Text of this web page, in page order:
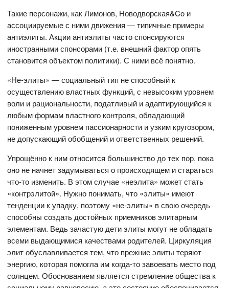
Такие персонажи, как Лимонов, Новодворская&Co и
ассоциируемые с ними движения — типичные примеры
антиэлиты. Акции антиэлиты часто спонсируются
иностранными спонсорами (т.е. внешний фактор опять
становится объектом политики). С ними всё понятно.
«Не-элиты» — социальный тип не способный к
осуществлению властных функций, с невысоким уровнем
воли и рациональности, податливый и адаптирующийся к
любым формам властного контроля, обладающий
пониженным уровнем пассионарности и узким кругозором,
не допускающий обобщений и ответственных решений.
Упрощённо к ним относится большинство до тех пор, пока
оно не начнет задумываться о происходящем и стараться
что-то изменить. В этом случае «неэлита» может стать
«контрэлитой». Нужно понимать, что «элиты» имеют
тенденции к упадку, поэтому «не-элиты» в свою очередь
способны создать достойных приемников элитарным
элементам. Ведь зачастую дети элиты могут не обладать
всеми выдающимися качествами родителей. Циркуляция
элит обуславливается тем, что прежние элиты теряют
энергию, которая помогла им когда-то завоевать место под
солнцем. Обоснованием является стремление общества к